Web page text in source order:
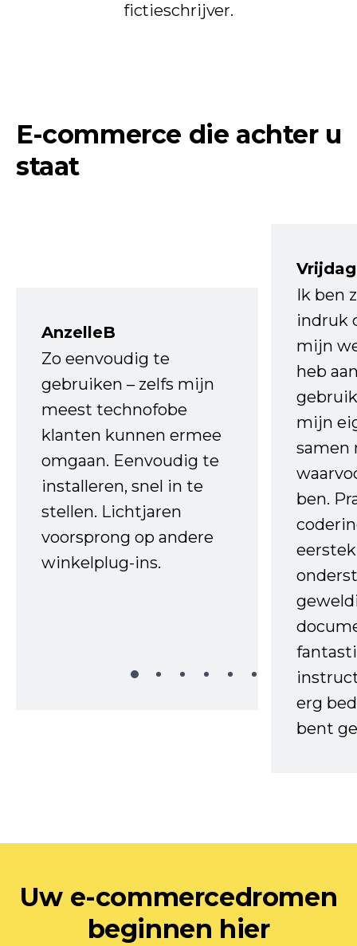
fictieschrijver.
E-commerce die achter u
staat
AnzelleB
Zo eenvoudig te
gebruiken – zelfs mijn
meest technofobe
klanten kunnen ermee
omgaan. Eenvoudig te
installeren, snel in te
stellen. Lichtjaren
voorsprong op andere
winkelplug-ins.
Ik ben
indruk
mijn
heb
mijn
samen
ben.
erg
bent
Uw e-commercedromen
beginnen hier